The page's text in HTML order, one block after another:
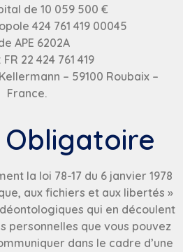
de 10 059 500 €
424 761 419 00045
APE 6202A
FR 22 424 761 419
– 59100 Roubaix –
France.
Obligatoire
la loi 78-17 du 6 janvier 1978
aux fichiers et aux libertés »
qui en découlent
personnelles que vous pouvez
dans le cadre d’une